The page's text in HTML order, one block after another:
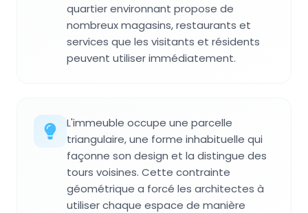
quartier environnant propose de
nombreux magasins, restaurants et
services que les visitants et résidents
peuvent utiliser immédiatement.
L'immeuble occupe une parcelle
triangulaire, une forme inhabituelle qui
façonne son design et la distingue des
tours voisines. Cette contrainte
géométrique a forcé les architectes à
utiliser chaque espace de manière